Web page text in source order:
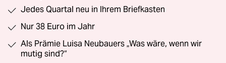
Jedes Quartal neu in Ihrem Briefkasten
Nur 38 Euro im Jahr
Als Prämie Luisa Neubauers „Was wäre, wenn wir
mutig sind?“